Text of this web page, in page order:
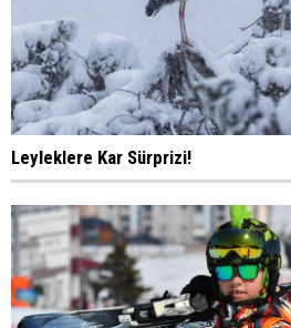
Leyleklere Kar Sürprizi!